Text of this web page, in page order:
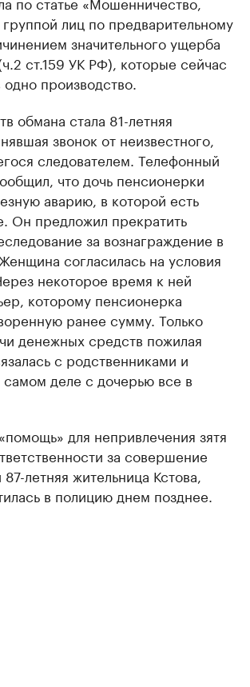
лиц по предварительному
значительного ущерба
ст.159 УК РФ), которые сейчас
производство.
обмана стала 81-летняя
звонок от неизвестного,
следователем. Телефонный
что дочь пенсионерки
аварию, в которой есть
Он предложил прекратить
за вознаграждение в
согласилась на условия
некоторое время к ней
которому пенсионерка
ранее сумму. Только
денежных средств пожилая
с родственниками и
самом деле с дочерью все в
для непривлечения зятя
за совершение
летняя жительница Кстова,
в полицию днем позднее.